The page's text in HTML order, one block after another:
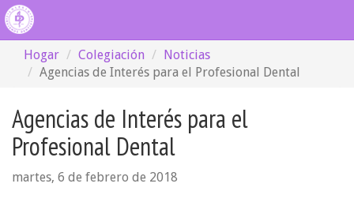
Hogar Colegiación
Noticias
Agencias de Interés para el Profesional Dental
Agencias de Interés para el
Profesional Dental
martes, 6 de febrero de 2018